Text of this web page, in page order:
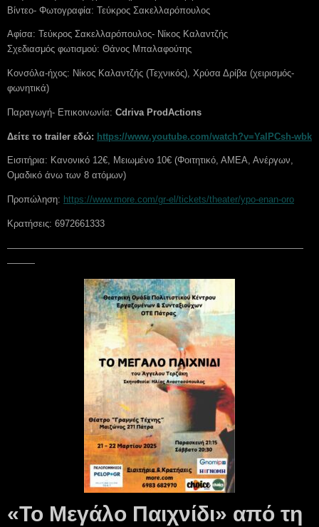
Βίντεο- Φωτογραφία: Τεύκρος Σακελλαρόπουλος
Αφίσα: Τεύκρος Σακελλαρόπουλος- Νίκος Καλαντζής
Σχεδιασμός φωτισμού: Θάνος Μπαλαφούτης
Κονσόλα-ήχος: Νίκος Καλαντζής (Τεχνικός), Χρύσα Δρίβα (χειρισμός-
φωνητικά)
Παραγωγή- Επικοινωνία: Cdriva ProdActions
Δείτε το trailer εδώ: https://www.youtube.com/watch?v=YaIPCsh-wbk
Εισιτήρια: Κανονικό 12€, Μειωμένο 10€ (Φοιτητικό, ΑΜΕΑ, Ανέργων,
Ομαδικό άνω των 8 ατόμων)
Προπώληση: https://www.more.com/gr-el/tickets/theater/ypo-enan-oro
Κρατήσεις: 6972661333
————————————————————————————————
———
«Το Μεγάλο Παιχνίδι» από τη